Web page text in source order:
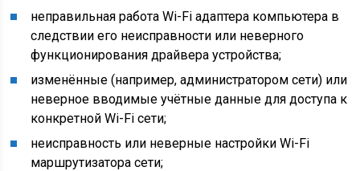
неправильная работа Wi-Fi адаптера компьютера в
следствии его неисправности или неверного
функционирования драйвера устройства;
изменённые (например, администратором сети) или
неверное вводимые учётные данные для доступа к
конкретной Wi-Fi сети;
неисправность или неверные настройки Wi-Fi
маршрутизатора сети;